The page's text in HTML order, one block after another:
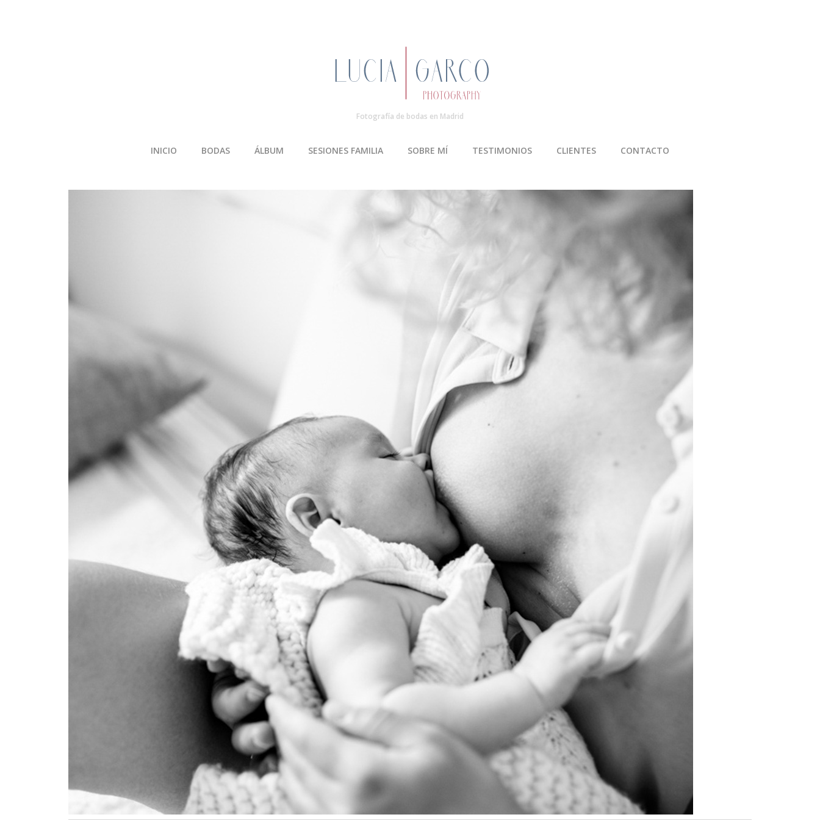
Fotografía de bodas en Madrid
INICIO BODAS ÁLBUM SESIONES FAMILIA SOBRE MÍ TESTIMONIOS CLIENTES CONTACTO